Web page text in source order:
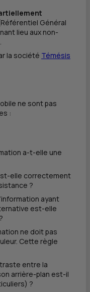
Général
lieu aux non-
la société Témésis
ne sont pas
:
a-t-elle une
elle correctement
?
ayant
est-elle
ne doit pas
Cette règle
entre la
arrière-plan est-il
?